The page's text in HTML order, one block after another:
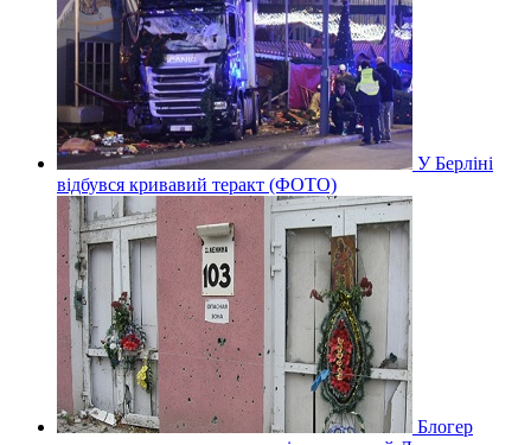
У Берліні
відбувся кривавий теракт (ФОТО)
Блогер